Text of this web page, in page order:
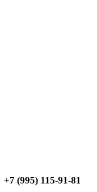
+7 (995) 115-91-81